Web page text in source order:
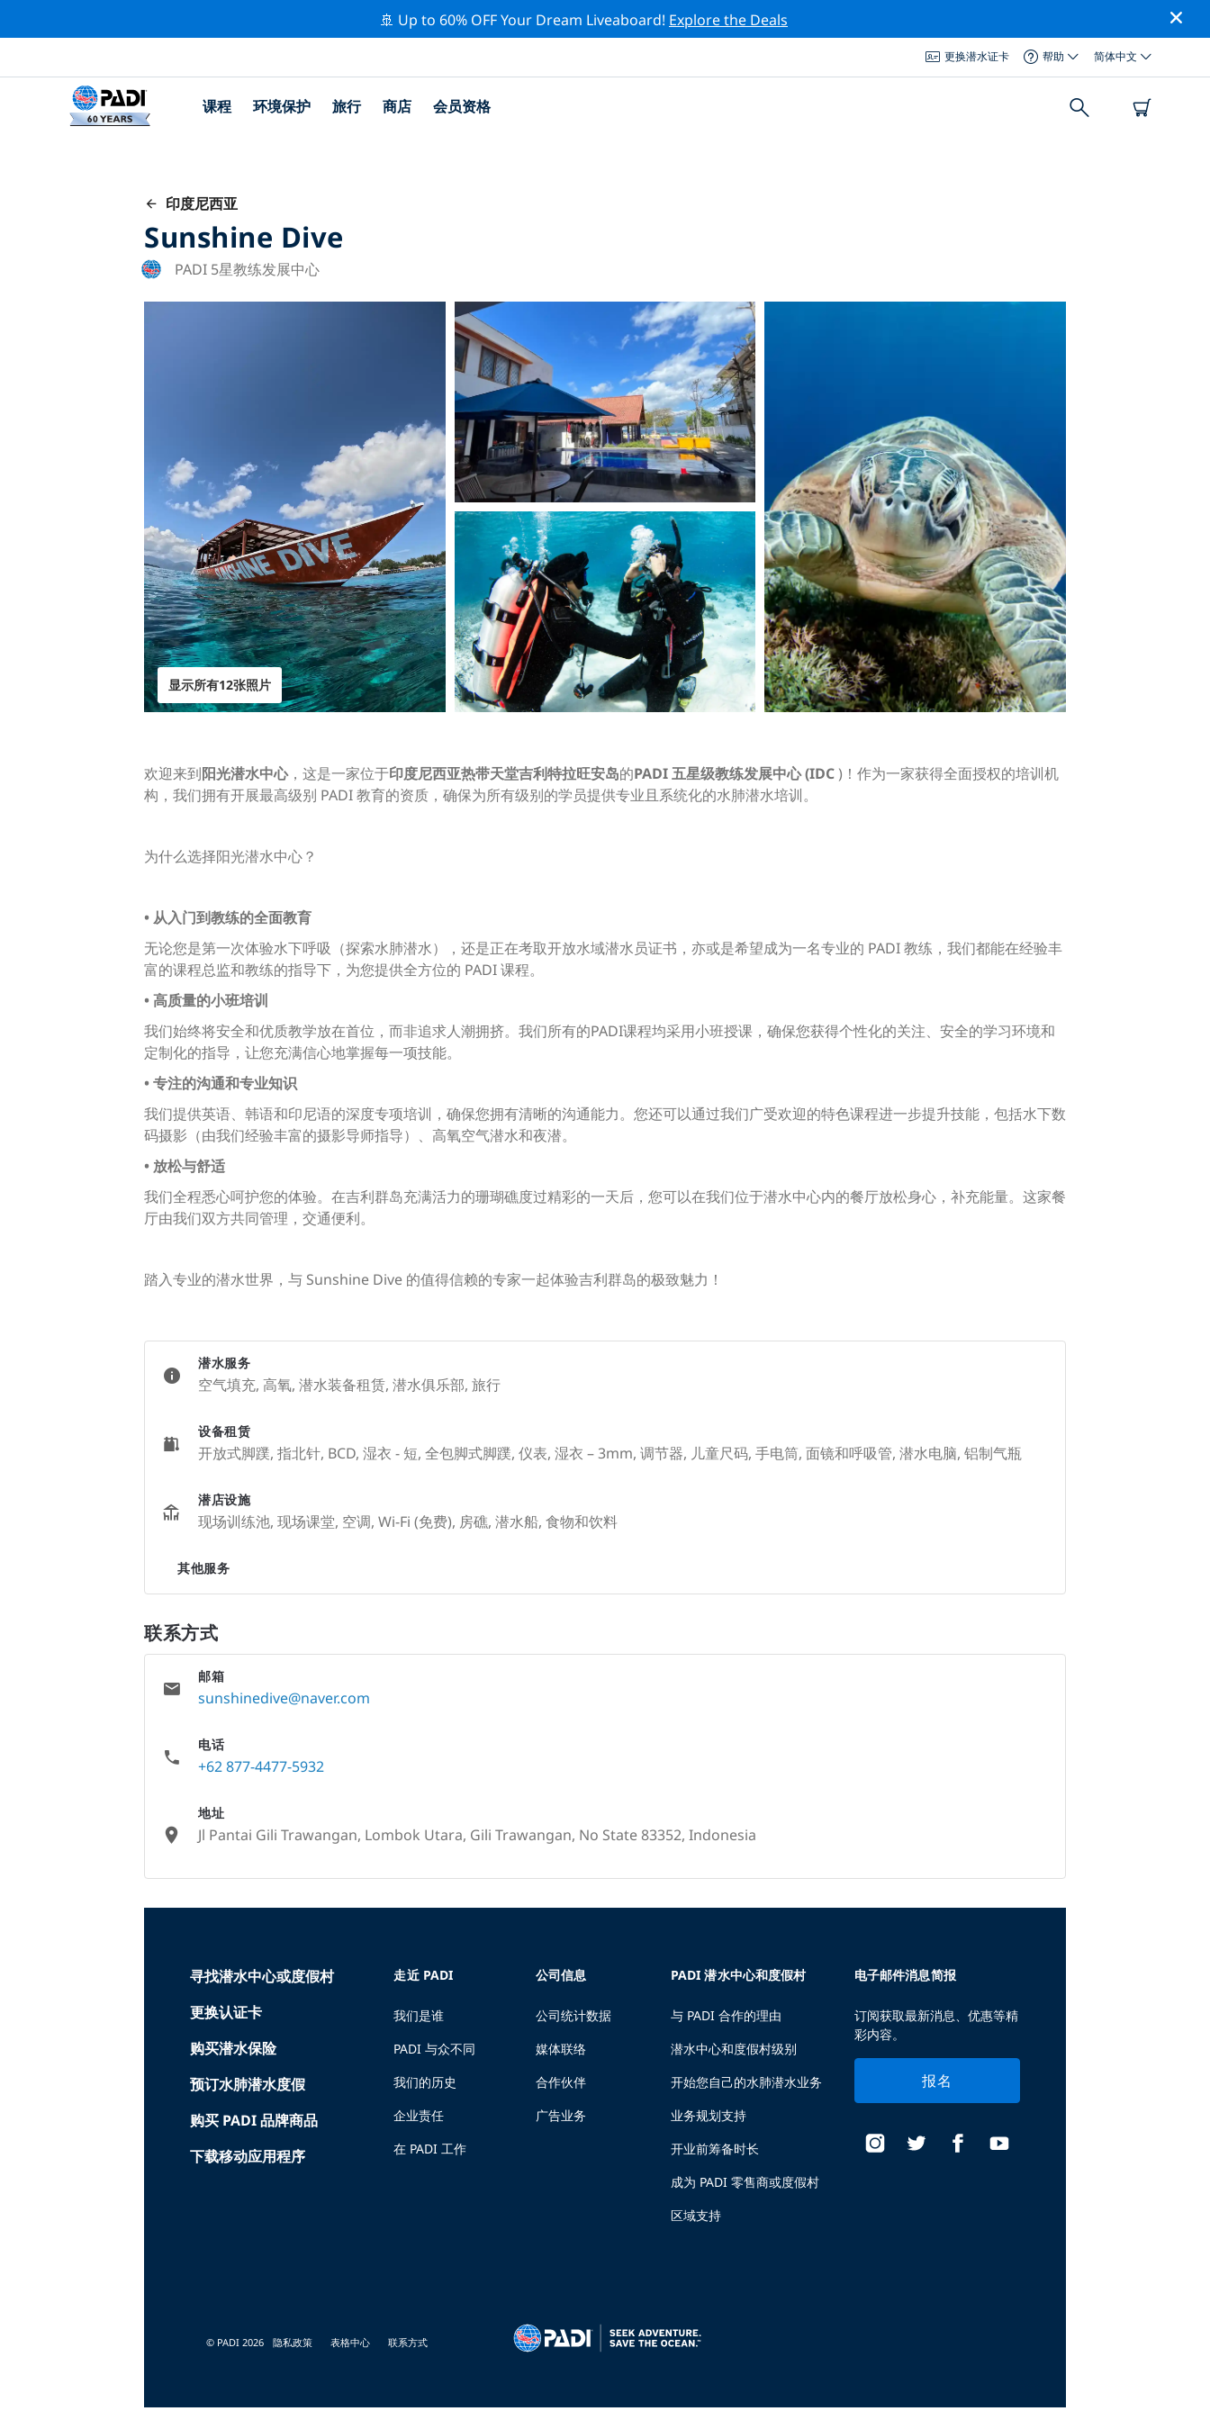
🚢 Up to 60% OFF Your Dream Liveaboard! Explore the Deals
更换潜水证卡 帮助 简体中文
课程 环境保护 旅行 商店 会员资格
印度尼西亚
Sunshine Dive
PADI 5星教练发展中心
显示所有12张照片
欢迎来到阳光潜水中心，这是一家位于印度尼西亚热带天堂吉利特拉旺安岛的PADI 五星级教练发展中心 (IDC )！作为一家获得全面授权的培训机
构，我们拥有开展最高级别 PADI 教育的资质，确保为所有级别的学员提供专业且系统化的水肺潜水培训。
为什么选择阳光潜水中心？
• 从入门到教练的全面教育
无论您是第一次体验水下呼吸（探索水肺潜水），还是正在考取开放水域潜水员证书，亦或是希望成为一名专业的 PADI 教练，我们都能在经验丰
富的课程总监和教练的指导下，为您提供全方位的 PADI 课程。
• 高质量的小班培训
我们始终将安全和优质教学放在首位，而非追求人潮拥挤。我们所有的PADI课程均采用小班授课，确保您获得个性化的关注、安全的学习环境和
定制化的指导，让您充满信心地掌握每一项技能。
• 专注的沟通和专业知识
我们提供英语、韩语和印尼语的深度专项培训，确保您拥有清晰的沟通能力。您还可以通过我们广受欢迎的特色课程进一步提升技能，包括水下数
码摄影（由我们经验丰富的摄影导师指导）、高氧空气潜水和夜潜。
• 放松与舒适
我们全程悉心呵护您的体验。在吉利群岛充满活力的珊瑚礁度过精彩的一天后，您可以在我们位于潜水中心内的餐厅放松身心，补充能量。这家餐
厅由我们双方共同管理，交通便利。
踏入专业的潜水世界，与 Sunshine Dive 的值得信赖的专家一起体验吉利群岛的极致魅力！
潜水服务
空气填充, 高氧, 潜水装备租赁, 潜水俱乐部, 旅行
设备租赁
开放式脚蹼, 指北针, BCD, 湿衣 - 短, 全包脚式脚蹼, 仪表, 湿衣 – 3mm, 调节器, 儿童尺码, 手电筒, 面镜和呼吸管, 潜水电脑, 铝制气瓶
潜店设施
现场训练池, 现场课堂, 空调, Wi-Fi (免费), 房礁, 潜水船, 食物和饮料
其他服务
联系方式
邮箱
sunshinedive@naver.com
电话
+62 877-4477-5932
地址
Jl Pantai Gili Trawangan, Lombok Utara, Gili Trawangan, No State 83352, Indonesia
寻找潜水中心或度假村
更换认证卡
购买潜水保险
预订水肺潜水度假
购买 PADI 品牌商品
下载移动应用程序
走近 PADI
我们是谁
PADI 与众不同
我们的历史
企业责任
在 PADI 工作
公司信息
公司统计数据
媒体联络
合作伙伴
广告业务
PADI 潜水中心和度假村
与 PADI 合作的理由
潜水中心和度假村级别
开始您自己的水肺潜水业务
业务规划支持
开业前筹备时长
成为 PADI 零售商或度假村
区域支持
电子邮件消息简报
订阅获取最新消息、优惠等精
彩内容。
报名
© PADI 2026 隐私政策 表格中心 联系方式